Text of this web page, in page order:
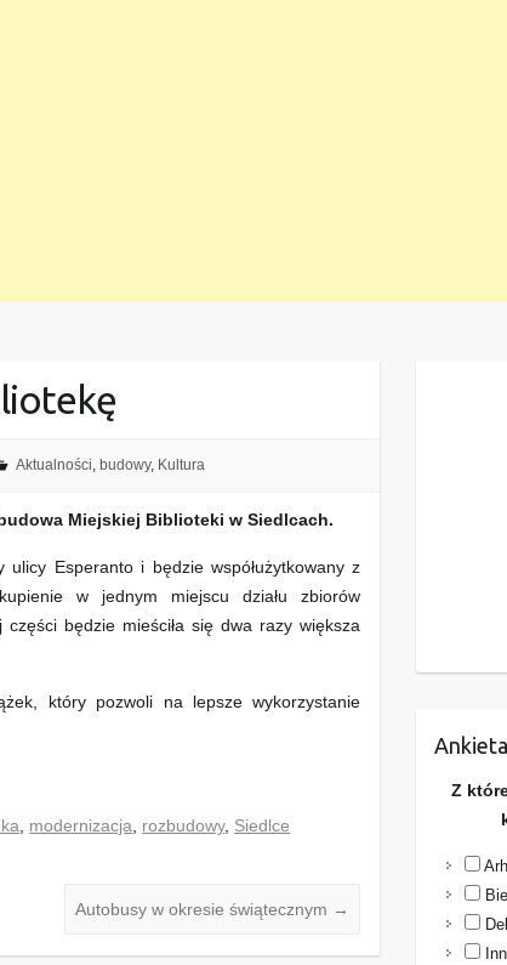
Aktualności, budowy, Kultura
Miejskiej Biblioteki w Siedlcach.
Esperanto i będzie współużytkowany z
w jednym miejscu działu zbiorów
będzie mieściła się dwa razy większa
który pozwoli na lepsze wykorzystanie
modernizacja rozbudowy, Siedlce
Autobusy w okresie świątecznym →
Ankieta
Z